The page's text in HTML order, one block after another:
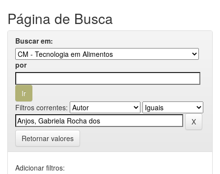
Página de Busca
Buscar em:
por
Filtros correntes:
Retornar valores
Adicionar filtros: